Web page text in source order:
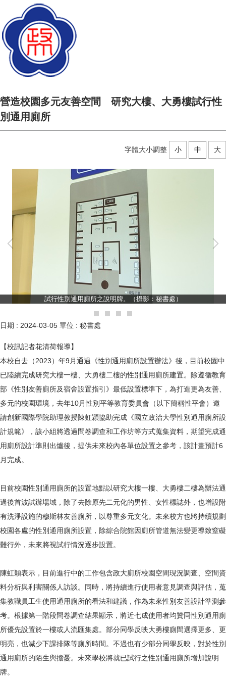
營造校園多元友善空間 研究大樓、大勇樓試行性
別通用廁所
字體大小調整 小 中 大
試行性別通用廁所之說明牌。（攝影：秘書處）
日期 : 2024-03-05 單位 : 秘書處
【校訊記者花清荷報導】
本校自去（2023）年9月通過《性別通用廁所設置辦法》後，目前校園中
已陸續完成研究大樓一樓、大勇樓二樓的性別通用廁所建置。除遵循教育
部《性別友善廁所及宿舍設置指引》最低設置標準下，為打造更為友善、
多元的校園環境，去年10月性別平等教育委員會（以下簡稱性平會）邀
請創新國際學院助理教授陳虹穎協助完成《國立政治大學性別通用廁所設
計規範》，該小組將透過問卷調查和工作坊等方式蒐集資料，期望完成通
用廁所設計準則出爐後，提供未來校內各單位設置之參考，該計畫預計6
月完成。
目前校園性別通用廁所的設置地點以研究大樓一樓、大勇樓二樓為辦法通
過後首波試辦場域，除了去除原先二元化的男性、女性標誌外，也增設附
有洗淨設施的穆斯林友善廁所，以尊重多元文化。未來校方也將持續規劃
校園各處的性別通用廁所設置，除綜合院館因廁所管道無法變更導致窒礙
難行外，未來將視試行情況逐步設置。
陳虹穎表示，目前進行中的工作包含政大廁所校園空間現況調查、空間資
料分析與利害關係人訪談。同時，將持續進行使用者意見調查與評估，蒐
集教職員工生使用通用廁所的看法和建議，作為未來性別友善設計準測參
考。根據第一階段問卷調查結果顯示，將近七成使用者均贊同性別通用廁
所優先設置於一樓或人流匯集處。部分同學反映大勇樓廁間選擇更多、更
明亮，也減少下課排隊等廁所時間。不過也有少部分同學反映，對於性別
通用廁所的陌生與擔憂。未來學校將就已試行之性別通用廁所增加說明
牌。